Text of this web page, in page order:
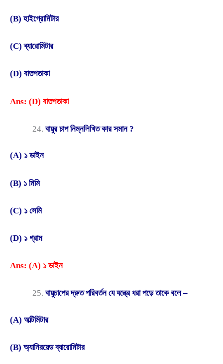
(B) হাইগ্রোমিটার
(C) ব্যারোমিটার
(D) বাতপতাকা
Ans: (D) বাতপতাকা
বায়ুর চাপ নিম্নলিখিত কার সমান ?
(A) ১ ডাইন
(B) ১ মিমি
(C) ১ সেমি
(D) ১ গ্রাম
Ans: (A) ১ ডাইন
বায়ুচাপের দ্রুত পরিবর্তন যে যন্ত্রে ধরা পড়ে তাকে বলে –
(A) অল্টিমিটার
(B) অ্যানিরয়েড ব্যারোমিটার